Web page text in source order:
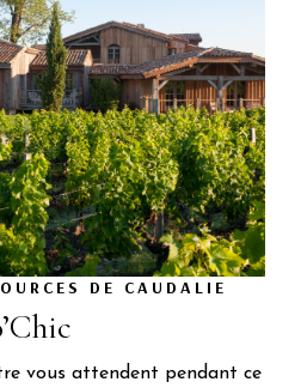
DE CAUDALIE
vous attendent pendant ce